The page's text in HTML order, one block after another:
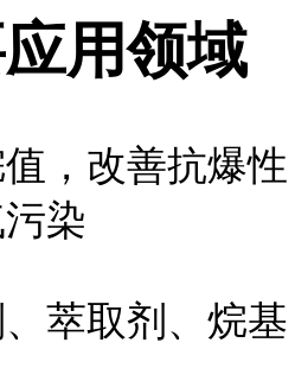
用领域
，改善抗爆性
染
萃取剂、烷基